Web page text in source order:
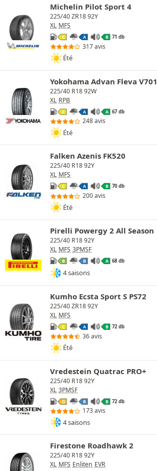
Michelin Pilot Sport 4
225/40 ZR18 92Y
XL MFS
C A B 71 db
317 avis
Été
Yokohama Advan Fleva V701
225/40 R18 92W
XL RPB
C A A 67 db
248 avis
Été
Falken Azenis FK520
225/40 R18 92Y
XL MFS
C A B 70 db
200 avis
Été
Pirelli Powergy 2 All Season
225/40 R18 92Y
XL MFS 3PMSF
B B A 68 db
4 saisons
Kumho Ecsta Sport S PS72
225/40 ZR18 92Y
XL MFS
C A B 72 db
36 avis
Été
Vredestein Quatrac PRO+
225/40 R18 92Y
XL 3PMSF
D B B 72 db
173 avis
4 saisons
Firestone Roadhawk 2
225/40 R18 92Y
XL MFS Enliten EVR